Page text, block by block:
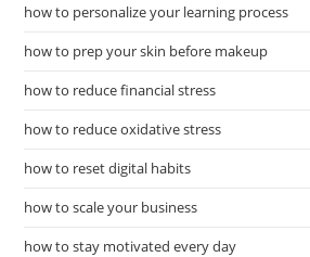
how to personalize your learning process
how to prep your skin before makeup
how to reduce financial stress
how to reduce oxidative stress
how to reset digital habits
how to scale your business
how to stay motivated every day